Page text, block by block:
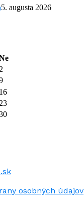
5. augusta 2026
2
16
23
osobných údajov